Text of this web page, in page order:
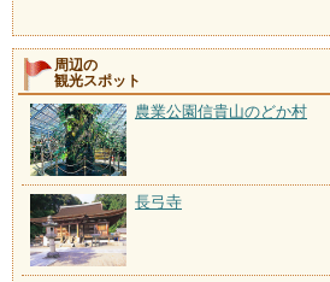
周辺の
観光スポット
農業公園信貴山のどか村
長弓寺